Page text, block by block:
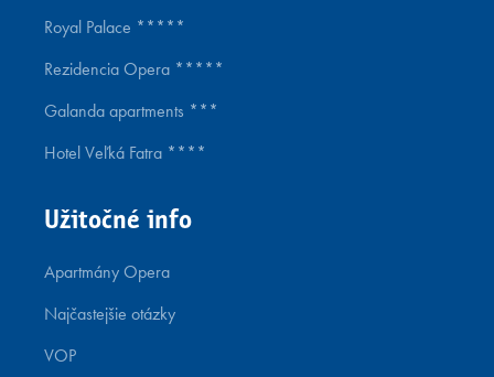
Royal Palace *****
Rezidencia Opera *****
Galanda apartments ***
Hotel Veľká Fatra ****
Užitočné info
Apartmány Opera
Najčastejšie otázky
VOP